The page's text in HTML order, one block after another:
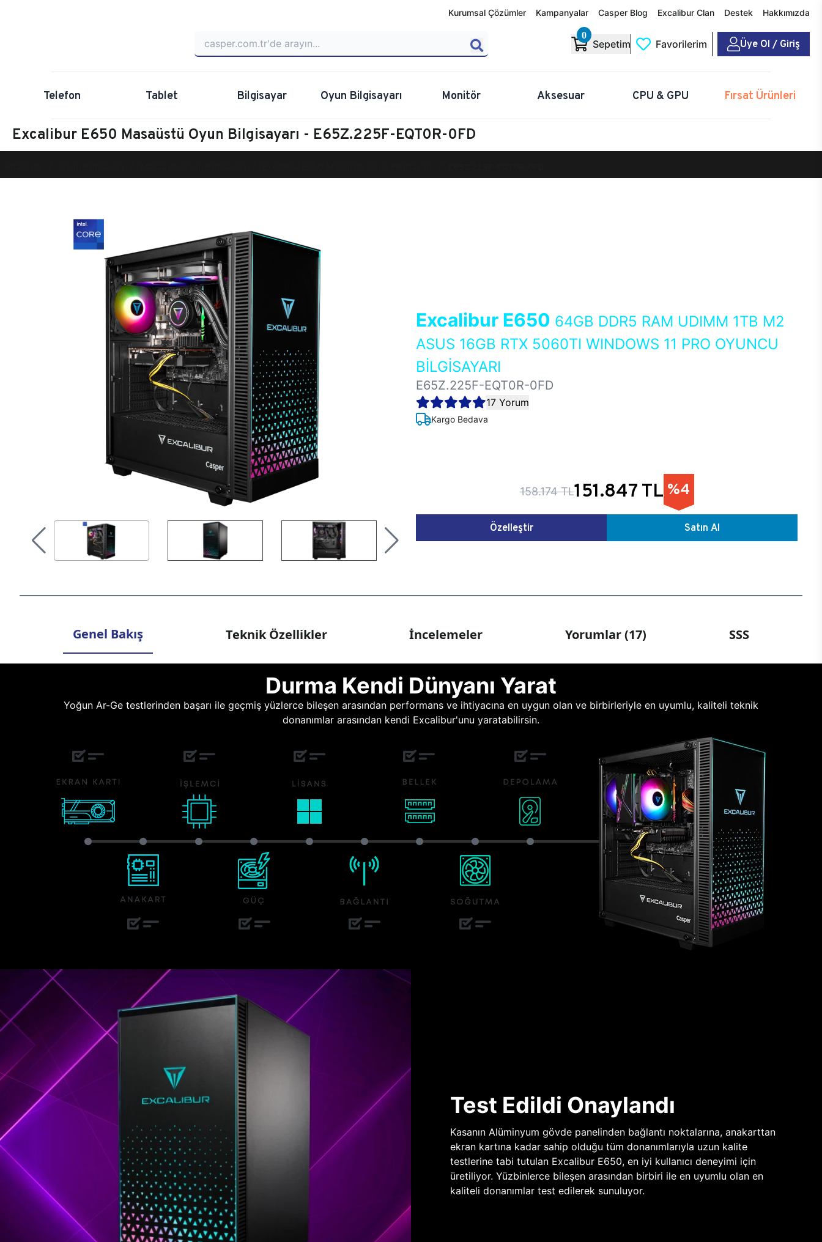
Kurumsal Çözümler Kampanyalar Casper Blog Excalibur Clan Destek Hakkımızda
0
Sepetim Favorilerim Üye Ol / Giriş
Telefon Tablet Bilgisayar Oyun Bilgisayarı Monitör Aksesuar CPU & GPU Fırsat Ürünleri
Excalibur E650 Masaüstü Oyun Bilgisayarı - E65Z.225F-EQT0R-0FD
Excalibur E650 64GB DDR5 RAM UDIMM 1TB M2
ASUS 16GB RTX 5060TI WINDOWS 11 PRO OYUNCU
BİLGİSAYARI
E65Z.225F-EQT0R-0FD
17 Yorum
Kargo Bedava
158.174 TL151.847 TL %4
Özelleştir Satın Al
Genel Bakış Teknik Özellikler İncelemeler Yorumlar (17) SSS
Durma Kendi Dünyanı Yarat
Yoğun Ar-Ge testlerinden başarı ile geçmiş yüzlerce bileşen arasından performans ve ihtiyacına en uygun olan ve birbirleriyle en uyumlu, kaliteli teknik
donanımlar arasından kendi Excalibur'unu yaratabilirsin.
Test Edildi Onaylandı
Kasanın Alüminyum gövde panelinden bağlantı noktalarına, anakarttan
ekran kartına kadar sahip olduğu tüm donanımlarıyla uzun kalite
testlerine tabi tutulan Excalibur E650, en iyi kullanıcı deneyimi için
üretiliyor. Yüzbinlerce bileşen arasından birbiri ile en uyumlu olan en
kaliteli donanımlar test edilerek sunuluyor.